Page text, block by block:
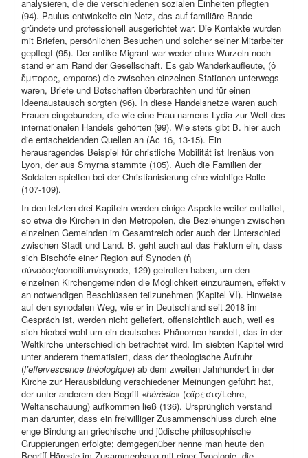
analysieren, die die verschiedenen sozialen Einheiten pflegten
(94). Paulus entwickelte ein Netz, das auf familiäre Bande
gründete und professionell ausgerichtet war. Die Kontakte wurden
mit Briefen, persönlichen Besuchen und solcher seiner Mitarbeiter
gepflegt (95). Der antike Migrant war weder ohne Wurzeln noch
stand er am Rand der Gesellschaft. Es gab Wanderkaufleute, (ὁ
ἔμπορος, emporos) die zwischen einzelnen Stationen unterwegs
waren, Briefe und Botschaften überbrachten und für einen
Ideenaustausch sorgten (96). In diese Handelsnetze waren auch
Frauen eingebunden, die wie eine Frau namens Lydia zur Welt des
internationalen Handels gehörten (99). Wie stets gibt B. hier auch
die entscheidenden Quellen an (Ac 16, 13-15). Ein
herausragendes Beispiel für christliche Mobilität ist Irenäus von
Lyon, der aus Smyrna stammte (105). Auch die Familien der
Soldaten spielten bei der Christianisierung eine wichtige Rolle
(107-109).
In den letzten drei Kapiteln werden einige Aspekte weiter entfaltet,
so etwa die Kirchen in den Metropolen, die Beziehungen zwischen
einzelnen Gemeinden im Gesamtreich oder auch der Unterschied
zwischen Stadt und Land. B. geht auch auf das Faktum ein, dass
sich Bischöfe einer Region auf Synoden (ἡ
σύνοδος/concilium/synode, 129) getroffen haben, um den
einzelnen Kirchengemeinden die Möglichkeit einzuräumen, effektiv
an notwendigen Beschlüssen teilzunehmen (Kapitel VI). Hinweise
auf den synodalen Weg, wie er in Deutschland seit 2018 im
Gespräch ist, werden nicht geliefert, offensichtlich auch, weil es
sich hierbei wohl um ein deutsches Phänomen handelt, das in der
Weltkirche unterschiedlich betrachtet wird. Im siebten Kapitel wird
unter anderem thematisiert, dass der theologische Aufruhr
(l’effervescence théologique) ab dem zweiten Jahrhundert in der
Kirche zur Herausbildung verschiedener Meinungen geführt hat,
der unter anderem den Begriff «hérésie» (αἵρεσις/Lehre,
Weltanschauung) aufkommen ließ (136). Ursprünglich verstand
man darunter, dass ein freiwilliger Zusammenschluss durch eine
enge Bindung an griechische und jüdische philosophische
Gruppierungen erfolgte; demgegenüber nenne man heute den